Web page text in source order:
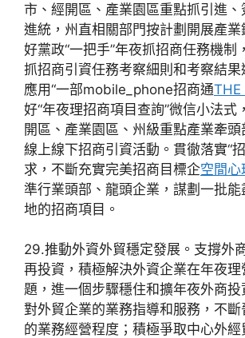
市、經開區、產業園區重點抓引進、
進統，州直相關部門按計劃開展產
好黨政“一把手”年夜抓招商任務機制
抓招商引資任務考察細則和考察結果
應用“一部mobile_phone招商通THE
好“年夜理招商項目查詢”微信小法式
開區、產業園區、州級重點產業牽
線上線下招商引資活動。貫徹落實“
求，不斷充實完美招商目標企空間心
準行業頭部、龍頭企業，謀劃一批
地的招商項目。
29.推動外資外貿穩定發展。支撐外
再投資，積極解決外資企業在年夜理
題，進一個步驟穩住和擴年夜外商
對外貿企業的業務指導和服務，不斷
的業務經營程度；積極爭取中心外